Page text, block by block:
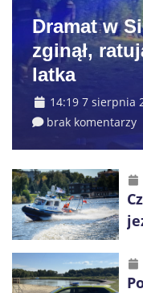
Dramat w
zginął,
latka
14:19 7 sierpnia
brak komentarzy